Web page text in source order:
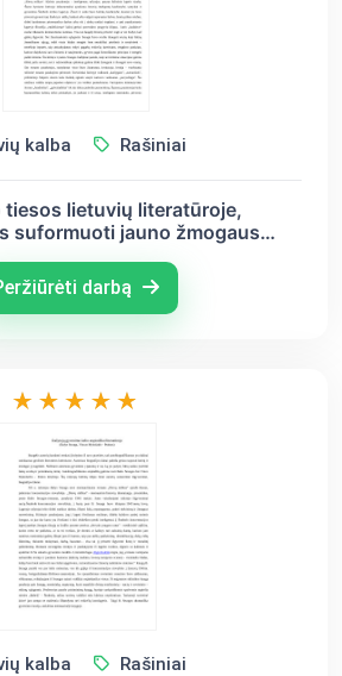
kalba Rašiniai
tiesos lietuvių literatūroje,
suformuoti jauno žmogaus
darbą
kalba Rašiniai